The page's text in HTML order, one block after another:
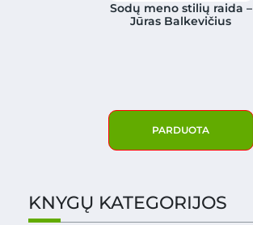
Sodų meno stilių raida –
Jūras Balkevičius
PARDUOTA
KNYGŲ KATEGORIJOS